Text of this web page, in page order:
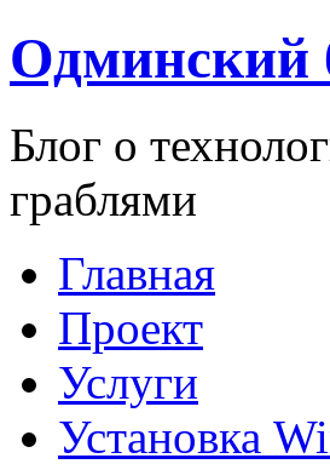
Одминский
Блог о
граблями
Главная
Проект
Услуги
Установка